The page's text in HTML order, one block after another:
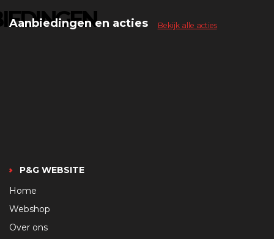
Aanbiedingen en acties Bekijk alle acties
P&G WEBSITE
Home
Webshop
Over ons